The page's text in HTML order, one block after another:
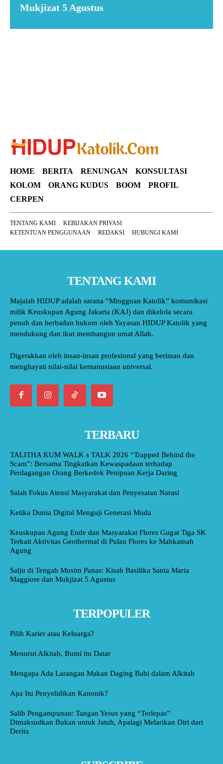
Mukjizat 5 Agustus
HOME BERITA RENUNGAN
KONSULTASI
KOLOM
ORANG KUDUS BOOM
PROFIL
CERPEN
TENTANG KAMI
KEBIJAKAN PRIVASI
KETENTUAN PENGGUNAAN
REDAKSI HUBUNGI KAMI
TENTANG KAMI
Majalah HIDUP adalah sarana “Mingguan Katolik” komunikasi
milik Keuskupan Agung Jakarta (KAJ) dan dikelola secara
penuh dan berbadan hukum oleh Yayasan HIDUP Katolik yang
mendukung dan ikut membangun umat Allah.
Digerakkan oleh insan-insan profesional yang beriman dan
menghayati nilai-nilai kemanusiaan universal.
TERBARU
TALITHA KUM WALK s TALK 2026 “Trapped Behind the
Scam”: Bersama Tingkatkan Kewaspadaan terhadap
Perdagangan Orang Berkedok Penipuan Kerja Daring
Salah Fokus Atensi Masyarakat dan Penyesatan Narasi
Ketika Dunia Digital Menguji Generasi Muda
Keuskupan Agung Ende dan Masyarakat Flores Gugat Tiga SK
Terkait Aktivitas Geothermal di Pulau Flores ke Mahkamah
Agung
Salju di Tengah Musim Panas: Kisah Basilika Santa Maria
Maggiore dan Mukjizat 5 Agustus
TERPOPULER
Pilih Karier atau Keluarga?
Menurut Alkitab, Bumi itu Datar
Mengapa Ada Larangan Makan Daging Babi dalam Alkitab
Apa Itu Penyelidikan Kanonik?
Salib Pengampunan: Tangan Yesus yang “Terlepas”
Dimaksudkan Bukan untuk Jatuh, Apalagi Melarikan Diri dari
Derita